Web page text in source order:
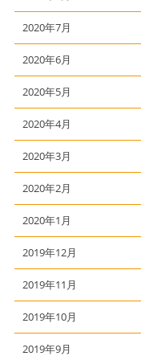
2020年7月
2020年6月
2020年5月
2020年4月
2020年3月
2020年2月
2020年1月
2019年12月
2019年11月
2019年10月
2019年9月